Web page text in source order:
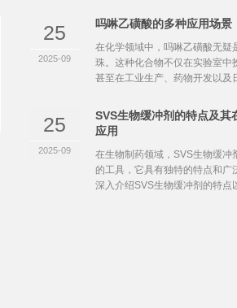
25
2025-09
吗啉乙磺酸的多种应用场景
在化学领域中，吗啉乙磺酸无疑
珠。这种化合物不仅在实验室中
甚至在工业生产、药物开发以及
25
2025-09
SVS生物缓冲剂的特点及其
应用
在生物制药领域，SVS生物缓冲
的工具，它具有独特的特点和广
深入介绍SVS生物缓冲剂的特点